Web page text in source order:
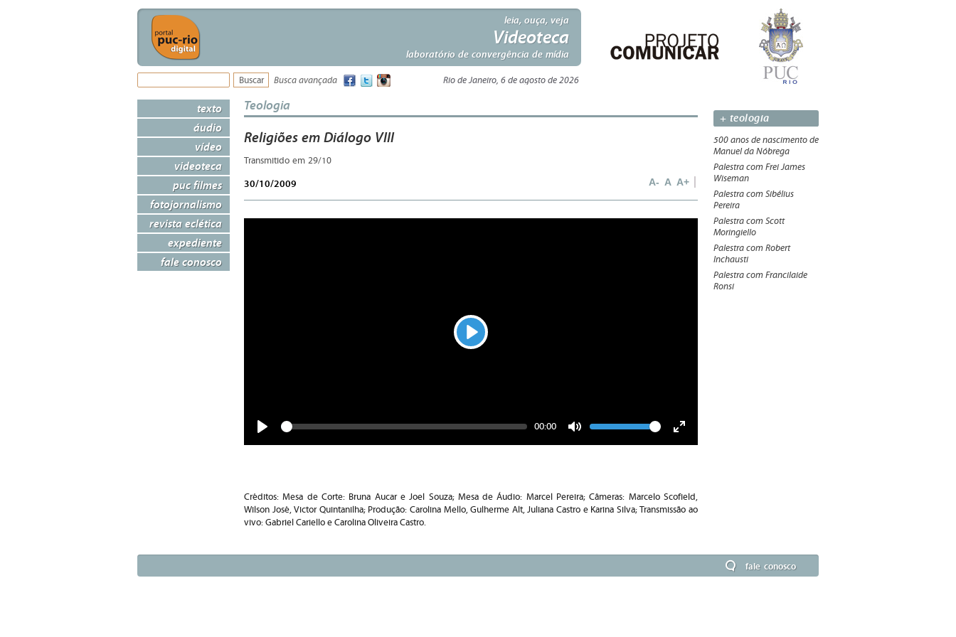
leia, ouça, veja
Videoteca
laboratório de convergência de mídia
Busca avançada Rio de Janeiro, 6 de agosto de 2026
texto
áudio
vídeo
videoteca
puc filmes
fotojornalismo
revista eclética
expediente
fale conosco
Teologia
Religiões em Diálogo VIII
Transmitido em 29/10
30/10/2009 A- A A+
Play
Seek
Current
00:00
Volume
Créditos: Mesa de Corte: Bruna Aucar e Joel Souza; Mesa de Áudio: Marcel Pereira; Câmeras: Marcelo Scofield,
Wilson José, Victor Quintanilha; Produção: Carolina Mello, Gulherme Alt, Juliana Castro e Karina Silva; Transmissão ao
vivo: Gabriel Cariello e Carolina Oliveira Castro.
+ teologia
500 anos de nascimento de
Manuel da Nóbrega
Palestra com Frei James
Wiseman
Palestra com Sibélius
Pereira
Palestra com Scott
Moringiello
Palestra com Robert
Inchausti
Palestra com Francilaide
Ronsi
fale conosco